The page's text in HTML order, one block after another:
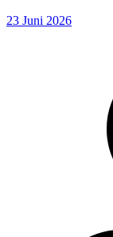
23 Juni 2026